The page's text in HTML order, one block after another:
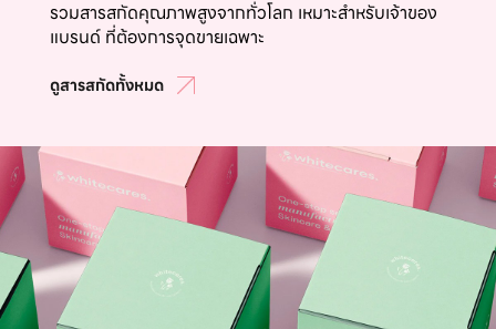
รวมสารสกัดคุณภาพสูงจากทั่วโลก เหมาะสำหรับเจ้าของ
แบรนด์ ที่ต้องการจุดขายเฉพาะ
ดูสารสกัดทั้งหมด